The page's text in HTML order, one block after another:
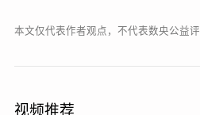
本文仅代表作者观点，不代表数央公益评
视频推荐